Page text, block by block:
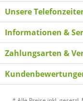
Unsere
Informationen &
Zahlungsarten &